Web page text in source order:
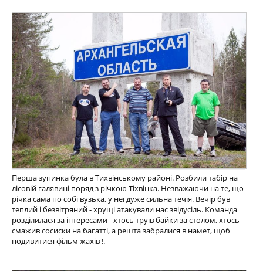
Перша зупинка була в Тихвінському районі. Розбили табір на
лісовій галявині поряд з річкою Тіхвінка. Незважаючи на те, що
річка сама по собі вузька, у неї дуже сильна течія. Вечір був
теплий і безвітряний - хрущі атакували нас звідусіль. Команда
розділилася за інтересами - хтось труїв байки за столом, хтось
смажив сосиски на багатті, а решта забралися в намет, щоб
подивитися фільм жахів !.